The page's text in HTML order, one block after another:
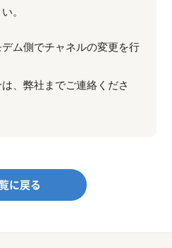
。
ム側でチャネルの変更を行
、弊社までご連絡くださ
に戻る